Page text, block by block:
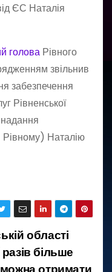
ЄС Наталія
голова Рівного
звільнив
забезпечення
Рівненської
Рівному) Наталію
області
більше